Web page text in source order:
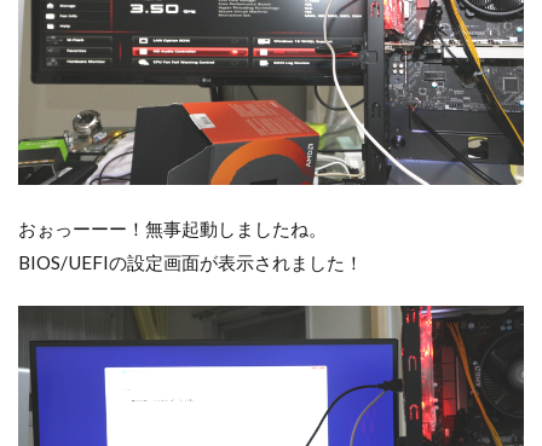
おぉっーーー！無事起動しましたね。
BIOS/UEFIの設定画面が表示されました！